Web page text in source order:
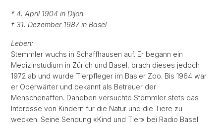
* 4. April 1904 in Dijon
† 31. Dezember 1987 in Basel
Leben:
Stemmler wuchs in Schaffhausen auf. Er begann ein
Medizinstudium in Zürich und Basel, brach dieses jedoch
1972 ab und wurde Tierpfleger im Basler Zoo. Bis 1964 war
er Oberwärter und bekannt als Betreuer der
Menschenaffen. Daneben versuchte Stemmler stets das
Interesse von Kindern für die Natur und die Tiere zu
wecken. Seine Sendung «Kind und Tier» bei Radio Basel